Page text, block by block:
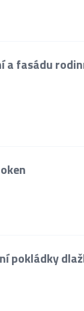
a fasádu
pokládky